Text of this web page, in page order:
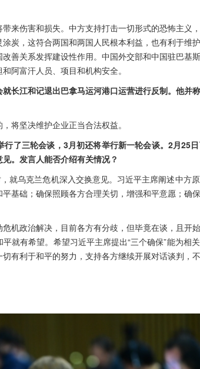
来伤害和损失。中方支持打击一切形式的恐怖主义
炭，这符合两国和两国人民根本利益，也有利于维
善关系发挥建设性作用。中国外交部和中国驻巴基
阿富汗人员、项目和机构安全。
长江和记退出巴拿马运河港口运营进行反制。他并
将坚决维护企业正当合法权益。
了三轮会谈，3月初还将举行新一轮会谈。2月25
。发言人能否介绍有关情况？
就乌克兰危机深入交换意见。习近平主席阐述中方
基础；确保照顾各方合理关切，增强和平意愿；确
机政治解决，目前各方有分歧，但毕竟在谈，且开
就有希望。希望习近平主席提出“三个确保”能为相
有利于和平的努力，支持各方继续开展对话谈判，